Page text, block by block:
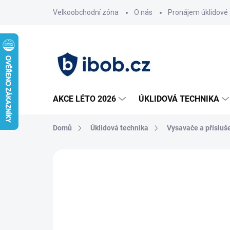
Velkoobchodní zóna O nás Pronájem
AKCE LÉTO 2026 ÚKLIDOVÁ TECHNIKA
Domů Úklidová technika Vysavače a